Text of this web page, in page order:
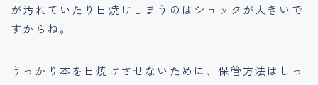
が汚れていたり日焼けしまうのはショックが大きいで
すからね。
うっかり本を日焼けさせないために、保管方法はしっ